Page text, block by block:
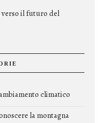
verso il futuro del
climatico
la montagna